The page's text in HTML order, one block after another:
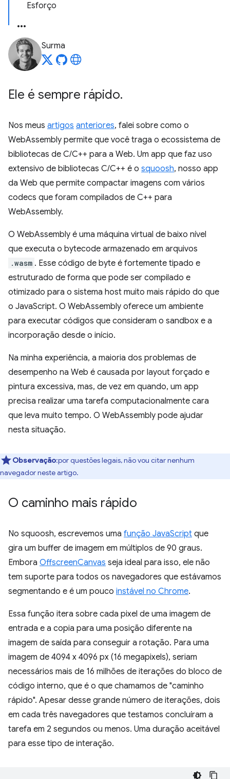
Esforço
Surma
Ele é sempre rápido.
Nos meus artigos anteriores, falei sobre como o
WebAssembly permite que você traga o ecossistema de
bibliotecas de C/C++ para a Web. Um app que faz uso
extensivo de bibliotecas C/C++ é o squoosh, nosso app
da Web que permite compactar imagens com vários
codecs que foram compilados de C++ para
WebAssembly.
O WebAssembly é uma máquina virtual de baixo nível
que executa o bytecode armazenado em arquivos
.wasm . Esse código de byte é fortemente tipado e
estruturado de forma que pode ser compilado e
otimizado para o sistema host muito mais rápido do que
o JavaScript. O WebAssembly oferece um ambiente
para executar códigos que consideram o sandbox e a
incorporação desde o início.
Na minha experiência, a maioria dos problemas de
desempenho na Web é causada por layout forçado e
pintura excessiva, mas, de vez em quando, um app
precisa realizar uma tarefa computacionalmente cara
que leva muito tempo. O WebAssembly pode ajudar
nesta situação.
Observação:por questões legais, não vou citar nenhum
navegador neste artigo.
O caminho mais rápido
No squoosh, escrevemos uma função JavaScript que
gira um buffer de imagem em múltiplos de 90 graus.
Embora OffscreenCanvas seja ideal para isso, ele não
tem suporte para todos os navegadores que estávamos
segmentando e é um pouco instável no Chrome.
Essa função itera sobre cada pixel de uma imagem de
entrada e a copia para uma posição diferente na
imagem de saída para conseguir a rotação. Para uma
imagem de 4094 x 4096 px (16 megapixels), seriam
necessários mais de 16 milhões de iterações do bloco de
código interno, que é o que chamamos de "caminho
rápido". Apesar desse grande número de iterações, dois
em cada três navegadores que testamos concluíram a
tarefa em 2 segundos ou menos. Uma duração aceitável
para esse tipo de interação.